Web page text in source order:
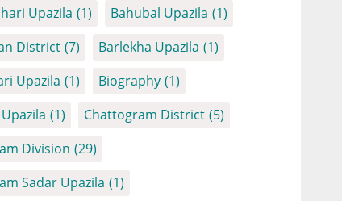
Upazila (1) Bahubal Upazila (1)
District (7) Barlekha Upazila (1)
Upazila (1) Biography (1)
(1) Chattogram District (5)
Division (29)
Sadar Upazila (1)